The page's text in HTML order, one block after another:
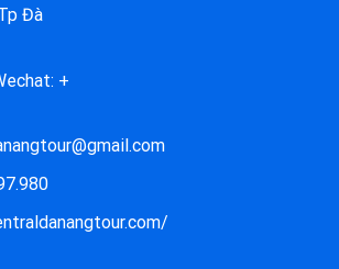
Đà
+